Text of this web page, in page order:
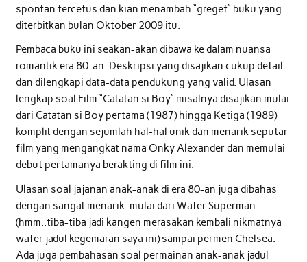
spontan tercetus dan kian menambah “greget” buku yang
diterbitkan bulan Oktober 2009 itu.
Pembaca buku ini seakan-akan dibawa ke dalam nuansa
romantik era 80-an. Deskripsi yang disajikan cukup detail
dan dilengkapi data-data pendukung yang valid. Ulasan
lengkap soal Film “Catatan si Boy” misalnya disajikan mulai
dari Catatan si Boy pertama (1987) hingga Ketiga (1989)
komplit dengan sejumlah hal-hal unik dan menarik seputar
film yang mengangkat nama Onky Alexander dan memulai
debut pertamanya berakting di film ini.
Ulasan soal jajanan anak-anak di era 80-an juga dibahas
dengan sangat menarik. mulai dari Wafer Superman
(hmm..tiba-tiba jadi kangen merasakan kembali nikmatnya
wafer jadul kegemaran saya ini) sampai permen Chelsea.
Ada juga pembahasan soal permainan anak-anak jadul